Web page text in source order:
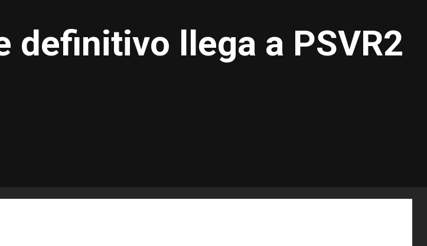
definitivo llega a PSVR2